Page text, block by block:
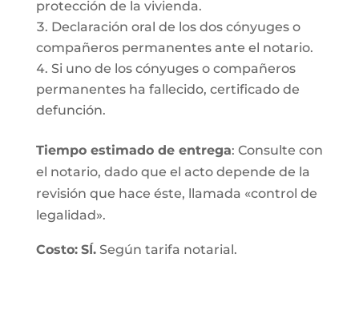
protección de la vivienda.
Declaración oral de los dos cónyuges o
compañeros permanentes ante el notario.
Si uno de los cónyuges o compañeros
permanentes ha fallecido, certificado de
defunción.
Tiempo estimado de entrega: Consulte con
el notario, dado que el acto depende de la
revisión que hace éste, llamada «control de
legalidad».
Costo: SÍ.Según tarifa notarial.